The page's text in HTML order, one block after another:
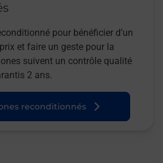
pour bénéficier d’un
et faire un geste pour la
suivent un contrôle qualité
2 ans.
reconditionnés